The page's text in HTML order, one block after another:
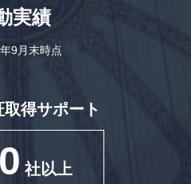
実績
9月末時点
得サポート
社以上